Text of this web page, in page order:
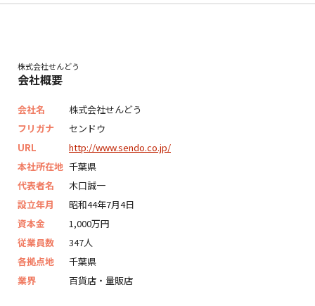
株式会社せんどう
会社概要
会社名
株式会社せんどう
フリガナ
センドウ
URL
http://www.sendo.co.jp/
本社所在地 千葉県
代表者名
木口誠一
設立年月
昭和44年7月4日
資本金
1,000万円
従業員数
347人
各拠点地
千葉県
業界
百貨店・量販店